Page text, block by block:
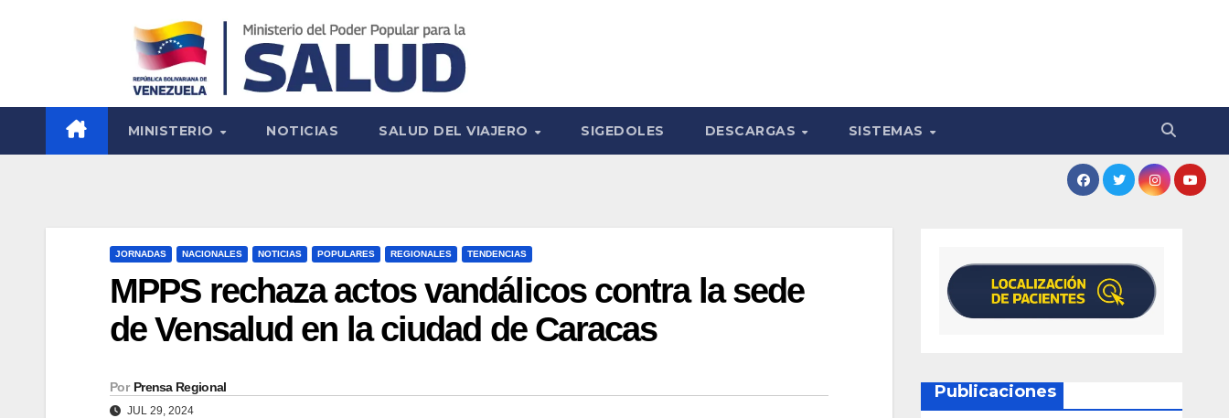
MINISTERIO NOTICIAS SALUD DEL VIAJERO SIGEDOLES DESCARGAS SISTEMAS
JORNADAS NACIONALES NOTICIAS POPULARES REGIONALES TENDENCIAS
MPPS rechaza actos vandálicos contra la sede
de Vensalud en la ciudad de Caracas
Por Prensa Regional
JUL 29, 2024
Publicaciones